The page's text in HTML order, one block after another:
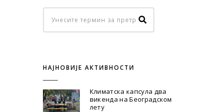
НАЈНОВИЈЕ АКТИВНОСТИ
Климатска капсула два
викенда на Београдском
лету